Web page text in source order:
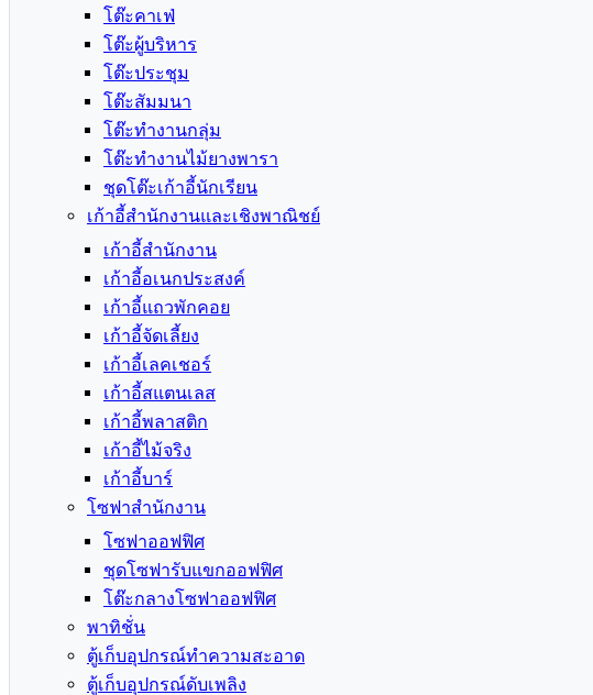
โต๊ะคาเฟ่
โต๊ะผู้บริหาร
โต๊ะประชุม
โต๊ะสัมมนา
โต๊ะทำงานกลุ่ม
โต๊ะทำงานไม้ยางพารา
ชุดโต๊ะเก้าอี้นักเรียน
เก้าอี้สำนักงานและเชิงพาณิชย์
เก้าอี้สำนักงาน
เก้าอี้อเนกประสงค์
เก้าอี้แถวพักคอย
เก้าอี้จัดเลี้ยง
เก้าอี้เลคเชอร์
เก้าอี้สแตนเลส
เก้าอี้พลาสติก
เก้าอี้ไม้จริง
เก้าอี้บาร์
โซฟาสำนักงาน
โซฟาออฟฟิศ
ชุดโซฟารับแขกออฟฟิศ
โต๊ะกลางโซฟาออฟฟิศ
พาทิชั่น
ตู้เก็บอุปกรณ์ทำความสะอาด
ตู้เก็บอุปกรณ์ดับเพลิง